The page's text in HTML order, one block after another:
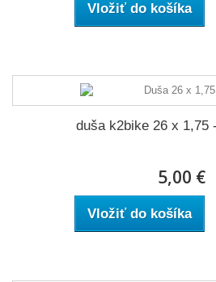
Vložiť do košíka
duša k2bike 26 x 1,75
5,00 €
Vložiť do košíka